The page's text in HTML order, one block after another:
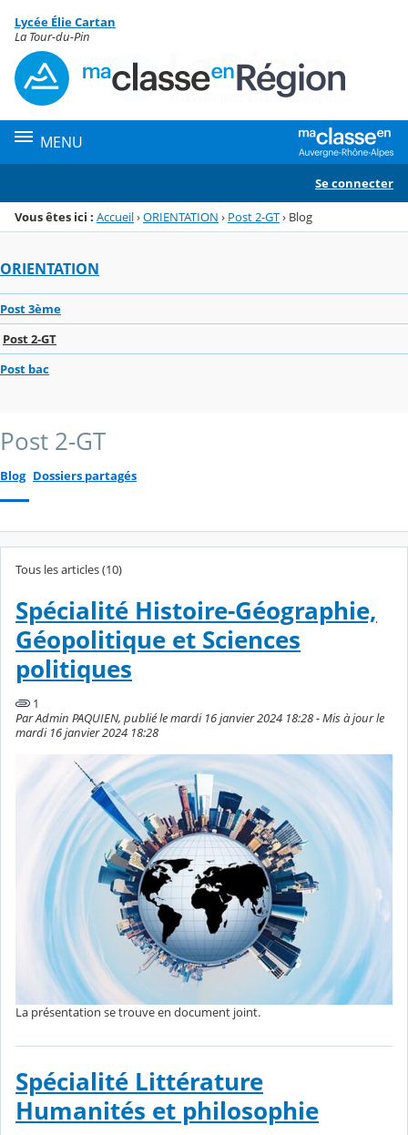
Menu de la rubrique
Contenu
Lycée Élie Cartan
La Tour-du-Pin
MENU
Se connecter
Vous êtes ici : Accueil›ORIENTATION › Post 2-GT› Blog
ORIENTATION
Post 3ème
Post 2-GT
Post bac
Post 2-GT
Blog Dossiers partagés
Tous les articles (10)
Spécialité Histoire-Géographie,
Géopolitique et Sciences
politiques
1
Par Admin PAQUIEN, publié le mardi 16 janvier 2024 18:28 - Mis à jour le
mardi 16 janvier 2024 18:28
La présentation se trouve en document joint.
Spécialité Littérature
Humanités et philosophie